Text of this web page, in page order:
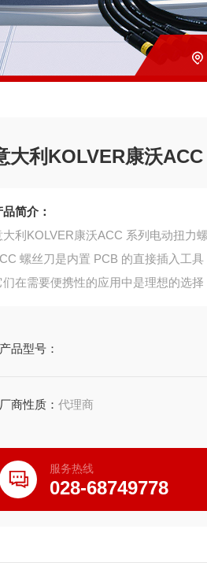
大利KOLVER康沃
品简介：
大利KOLVER康沃ACC 系列电动扭力
螺丝刀是内置 PCB 的直接插入工
们在需要便携性的应用中是理想的选择
产品型号：
厂商性质：代理商
服务热线
028-68749778